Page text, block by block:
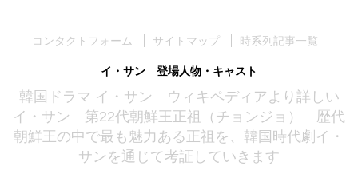
コンタクトフォーム サイトマップ 時系列記事一覧
イ・サン 登場人物・キャスト
韓国ドラマ イ・サン ウィキペディアより詳しい
イ・サン 第22代朝鮮王正祖（チョンジョ） 歴代
朝鮮王の中で最も魅力ある正祖を、韓国時代劇イ・
サンを通じて考証していきます